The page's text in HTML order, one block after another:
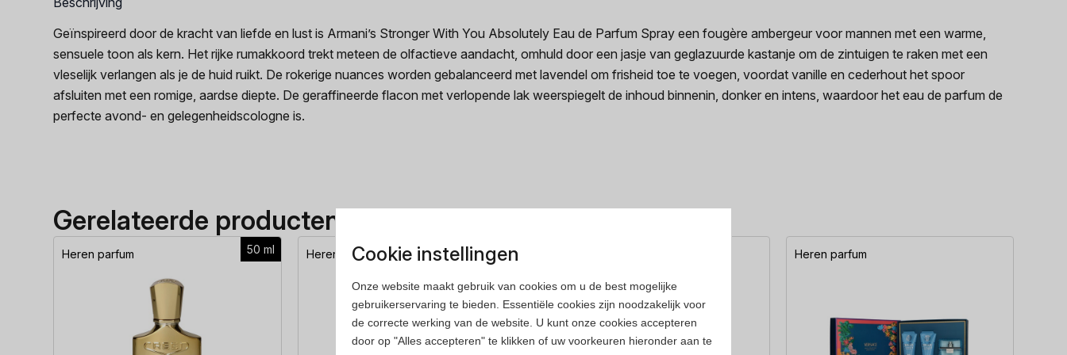
Geïnspireerd door de kracht van liefde en lust is Armani’s Stronger With You Absolutely Eau de Parfum Spray een fougère ambergeur voor mannen met een warme,
sensuele toon als kern. Het rijke rumakkoord trekt meteen de olfactieve aandacht, omhuld door een jasje van geglazuurde kastanje om de zintuigen te raken met een
vleselijk verlangen als je de huid ruikt. De rokerige nuances worden gebalanceerd met lavendel om frisheid toe te voegen, voordat vanille en cederhout het spoor
afsluiten met een romige, aardse diepte. De geraffineerde flacon met verlopende lak weerspiegelt de inhoud binnenin, donker en intens, waardoor het eau de parfum de
perfecte avond- en gelegenheidscologne is.
Gerelateerde producten
50 ml
Heren parfum Heren parfum Heren parfum
Cookie instellingen
Onze website maakt gebruik van cookies om u de best mogelijke
gebruikerservaring te bieden. Essentiële cookies zijn noodzakelijk voor
de correcte werking van de website. U kunt onze cookies accepteren
door op "Alles accepteren" te klikken of uw voorkeuren hieronder aan te